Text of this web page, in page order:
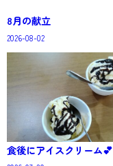
8月の献立
2026-08-02
食後にアイスクリーム💕